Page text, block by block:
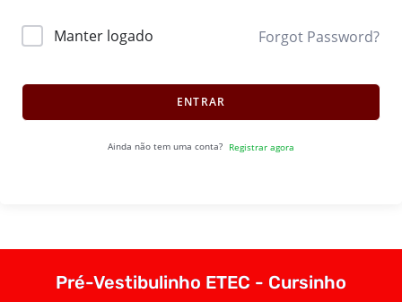
Manter logado Forgot Password?
ENTRAR
Ainda não tem uma conta? Registrar agora
Pré-Vestibulinho ETEC - Cursinho